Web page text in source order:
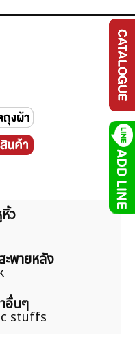
ว
ะพายหลัง
อื่นๆ
stuffs